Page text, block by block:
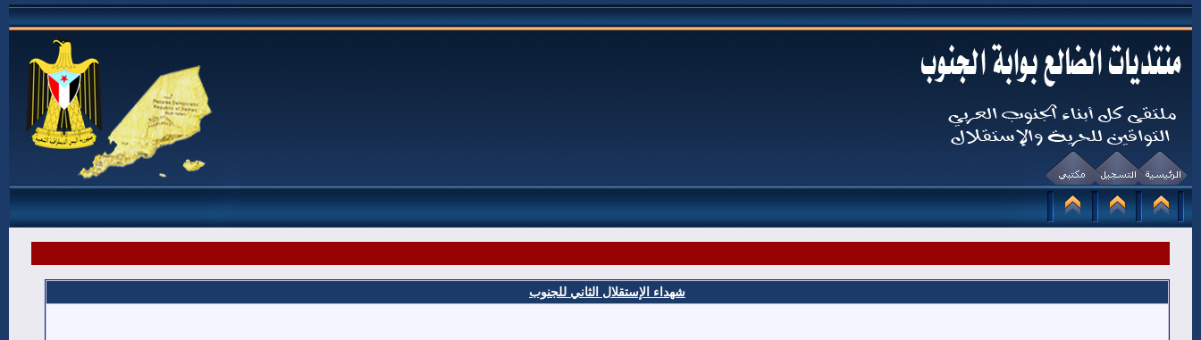
شهداء الإستقلال الثاني للجنوب